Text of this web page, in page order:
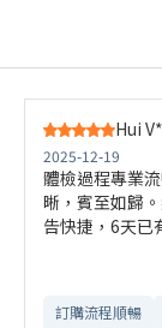
Hui
2025-12-19
體檢過程專業
晰，賓至如歸
告快捷，6天已
訂購流程順暢